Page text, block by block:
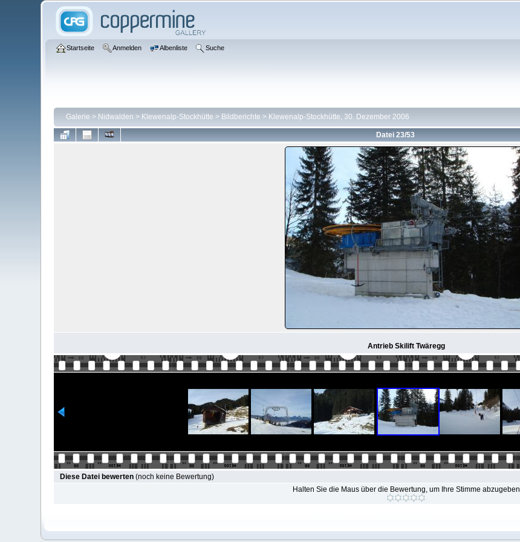
Startseite Anmelden Albenliste Suche
Galerie > Nidwalden > Klewenalp-Stockhütte > Bildberichte > Klewenalp-Stockhütte, 30. Dezember 2006
Datei 23/53
Antrieb Skilift Twäregg
Diese Datei bewerten(noch keine Bewertung)
Halten Sie die Maus über die Bewertung, um Ihre Stimme abzugeben